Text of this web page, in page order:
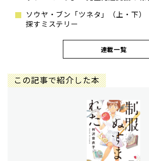
ソウヤ・ブン「ツネタ」（上・下
探すミステリー
連載一覧
この記事で紹介した本